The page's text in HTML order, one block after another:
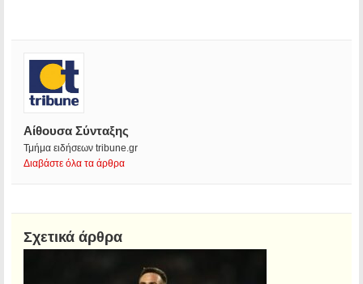
Αίθουσα Σύνταξης
Τμήμα ειδήσεων tribune.gr
Διαβάστε όλα τα άρθρα
Σχετικά άρθρα